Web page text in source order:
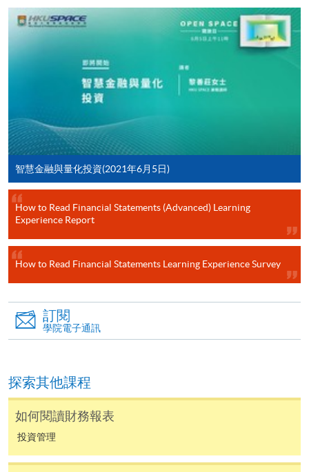
報讀新課程
凡以「先到先得」為取錄方式的課程，請填妥
SF26報名表，親往
費以及所需證明文件呈交。
[下載報名表SF26]
申請學歷頒授及專業課程可能需要其他資料，報名
表可向報名中心或有關課程負責人索取。填妥申請
表格後，請連同報名費/學費以及所需證明文件親
往報名中心或以郵遞方式遞交。
報讀同一學歷頒授課程內其他單元
​學院為學歷頒授課程特設「註冊及學費通知」，適
課程負責人會為學員送上「註冊及學費通知」
(「通知」)，請填妥有關「通知」，並親往報名中
心或以郵遞方式，遞交「通知」及繳交所需費用。
何疑問，請詳閱個別課程資料，或聯絡有關課程負責
智慧金融與量化投資(2021年6月5日)
How to Read Financial Statements (Advanced) Learning
Experience Report
How to Read Financial Statements Learning Experience Survey
訂閱
學院電子通訊
探索其他課程
如何閱讀財務報表
投資管理